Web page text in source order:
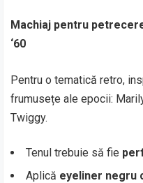
Machiaj pentru
‘60
Pentru o tematică retro,
frumusețe ale epocii:
Twiggy.
Tenul trebuie să fie
Aplică eyeliner negru